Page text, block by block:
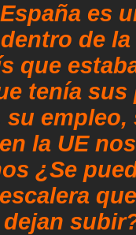
es
de la
que
tenía sus
la UE
¿Se